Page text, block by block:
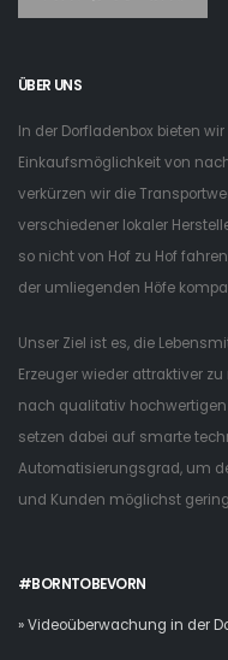
ÜBER UNS
In der Dorfladenbox bieten
Einkaufsmöglichkeit von
verkürzen wir die
verschiedener lokaler
so nicht von Hof zu Hof
der umliegenden Höfe
Unser Ziel ist es, die
Erzeuger wieder attraktiver
nach qualitativ
setzen dabei auf smarte
Automatisierungsgrad, um
und Kunden möglichst
#BORNTOBEVORN
» Videoüberwachung in der